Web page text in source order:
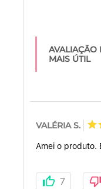
AVALIAÇÃO
MAIS ÚTIL
VALÉRIA S.
Amei o produto.
7